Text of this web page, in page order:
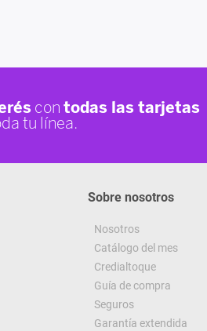
Sobre nosotros
Nosotros
Catálogo del mes
Credialtoque
Guía de compra
Seguros
Garantía extendida